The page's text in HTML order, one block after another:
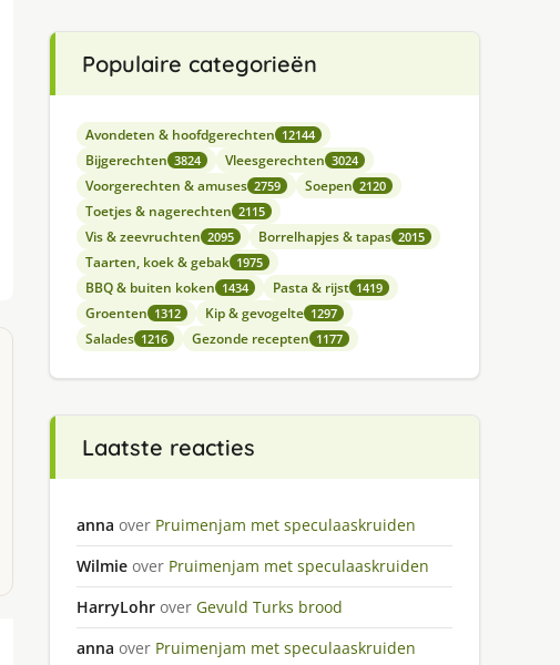
Populaire categorieën
Avondeten & hoofdgerechten 12144
Bijgerechten 3824 Vleesgerechten 3024
Voorgerechten & amuses 2759 Soepen 2120
Toetjes & nagerechten 2115
Vis & zeevruchten 2095 Borrelhapjes & tapas 2015
Taarten, koek & gebak 1975
BBQ & buiten koken 1434 Pasta & rijst 1419
Groenten 1312 Kip & gevogelte 1297
Salades 1216 Gezonde recepten 1177
Laatste reacties
anna over Pruimenjam met speculaaskruiden
Wilmie over Pruimenjam met speculaaskruiden
HarryLohr over Gevuld Turks brood
anna over Pruimenjam met speculaaskruiden